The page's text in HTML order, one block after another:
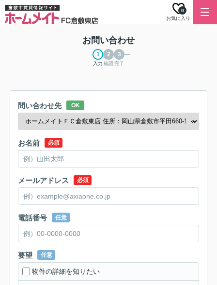
お気に入り
0
お問い合わせ
入力 確認完了
問い合わせ先 OK
お名前 必須
メールアドレス 必須
電話番号 任意
要望 任意
物件の詳細を知りたい